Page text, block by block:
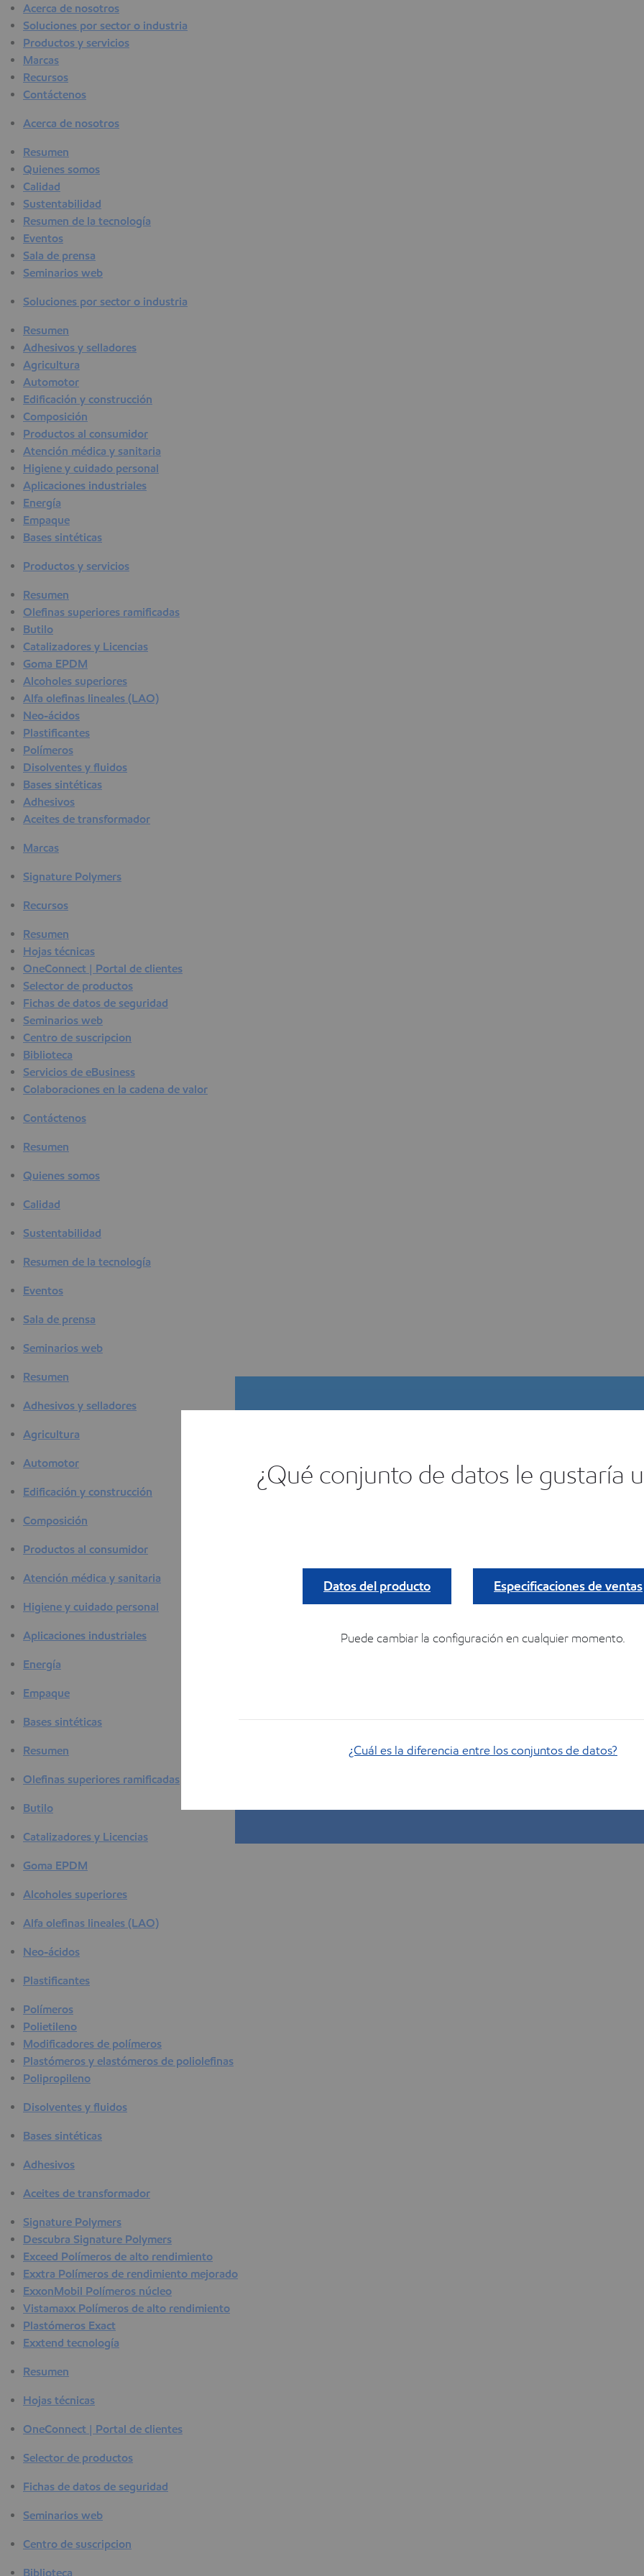
Acerca de nosotros
Soluciones por sector o industria
Productos y servicios
Marcas
Recursos
Contáctenos
Acerca de nosotros
Resumen
Quienes somos
Calidad
Sustentabilidad
Resumen de la tecnología
Eventos
Sala de prensa
Seminarios web
Soluciones por sector o industria
Resumen
Adhesivos y selladores
Agricultura
Automotor
Edificación y construcción
Composición
Productos al consumidor
Atención médica y sanitaria
Higiene y cuidado personal
Aplicaciones industriales
Energía
Empaque
Bases sintéticas
Productos y servicios
Resumen
Olefinas superiores ramificadas
Butilo
Catalizadores y Licencias
Goma EPDM
Alcoholes superiores
Alfa olefinas lineales (LAO)
Neo-ácidos
Plastificantes
Polímeros
Disolventes y fluidos
Bases sintéticas
Adhesivos
Aceites de transformador
Marcas
Signature Polymers
Recursos
Resumen
Hojas técnicas
OneConnect | Portal de clientes
Selector de productos
Fichas de datos de seguridad
Seminarios web
Centro de suscripcion
Biblioteca
Servicios de eBusiness
Colaboraciones en la cadena de valor
Contáctenos
Resumen
Quienes somos
Calidad
Sustentabilidad
Resumen de la tecnología
Eventos
Sala de prensa
Seminarios web
Resumen
Adhesivos y selladores
Agricultura
Automotor
Edificación y construcción
Composición
Productos al consumidor
Atención médica y sanitaria
Higiene y cuidado personal
Aplicaciones industriales
Energía
Empaque
Bases sintéticas
Resumen
Olefinas superiores ramificadas
Butilo
Catalizadores y Licencias
Goma EPDM
Alcoholes superiores
Alfa olefinas lineales (LAO)
Neo-ácidos
Plastificantes
Polímeros
Polietileno
Modificadores de polímeros
Plastómeros y elastómeros de poliolefinas
Polipropileno
Disolventes y fluidos
Bases sintéticas
Adhesivos
Aceites de transformador
Signature Polymers
Descubra Signature Polymers
Exceed Polímeros de alto rendimiento
Exxtra Polímeros de rendimiento mejorado
ExxonMobil Polímeros núcleo
Vistamaxx Polímeros de alto rendimiento
Plastómeros Exact
Exxtend tecnología
Resumen
Hojas técnicas
OneConnect | Portal de clientes
Selector de productos
Fichas de datos de seguridad
Seminarios web
Centro de suscripcion
Biblioteca
Encuentra tu
ajuste.
Muéstrame cómo
¿Qué conjunto de datos le gustaría
Datos del producto Especificaciones de ventas
Puede cambiar la configuración en cualquier momento.
¿Cuál es la diferencia entre los conjuntos de datos?